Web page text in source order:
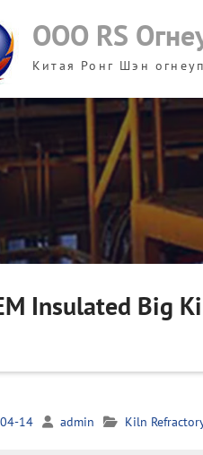
ООО RS
Китая Ронг Шэн
Insulated Big
14 admin Kiln